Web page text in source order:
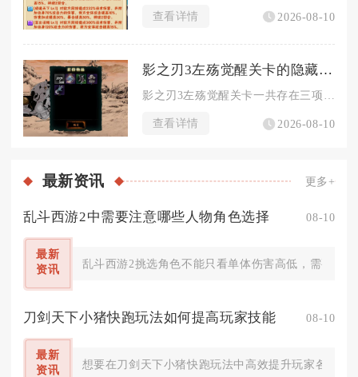
查看详情 2026-08-10
影之刃3左殇觉醒关卡的隐藏任务有哪些
影之刃3左殇觉醒关卡一共存在三项隐藏任务，分别为镜中残念、剑...
查看详情 2026-08-10
最新资讯 更多+
乱斗西游2中需要注意哪些人物角色选择 08-10
最新
资讯
乱斗西游2挑选角色不能只看单体伤害高低，需要兼
刀剑天下小猪快跑玩法如何提高玩家技能 08-10
最新
资讯
想要在刀剑天下小猪快跑玩法中高效提升玩家各项